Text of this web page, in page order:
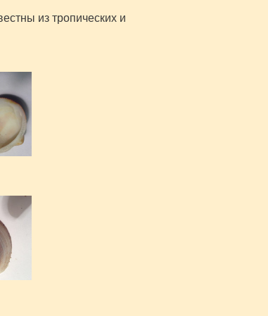
из тропических и